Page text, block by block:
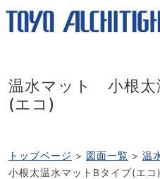
温水マット 小根太
(エコ)
トップページ 図面一覧 温
小根太温水マットBタイプ(エコ)